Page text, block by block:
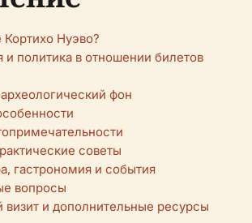
Кортихо Нуэво?
политика в отношении билетов
фон
советы
гастрономия и события
вопросы
визит и дополнительные ресурсы